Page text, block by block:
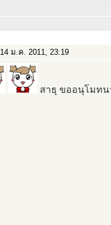
14 ม.ค. 2011, 23:19
สาธุ ขออนุโมท